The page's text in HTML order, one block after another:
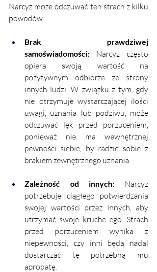
Narcyz może odczuwać ten strach z kilku
powodów:
Brak prawdziwej
samoświadomości: Narcyz często
opiera swoją wartość na
pozytywnym odbiorze ze strony
innych ludzi. W związku z tym, gdy
nie otrzymuje wystarczającej ilości
uwagi, uznania lub podziwu, może
odczuwać lęk przed porzuceniem,
ponieważ nie ma wewnętrznej
pewności siebie, by radzić sobie z
brakiem zewnętrznego uznania.
Zależność od innych: Narcyz
potrzebuje ciągłego potwierdzania
swojej wartości przez innych, aby
utrzymać swoje kruche ego. Strach
przed porzuceniem wynika z
niepewności, czy inni będą nadal
dostarczać tę potrzebną mu
aprobatę.